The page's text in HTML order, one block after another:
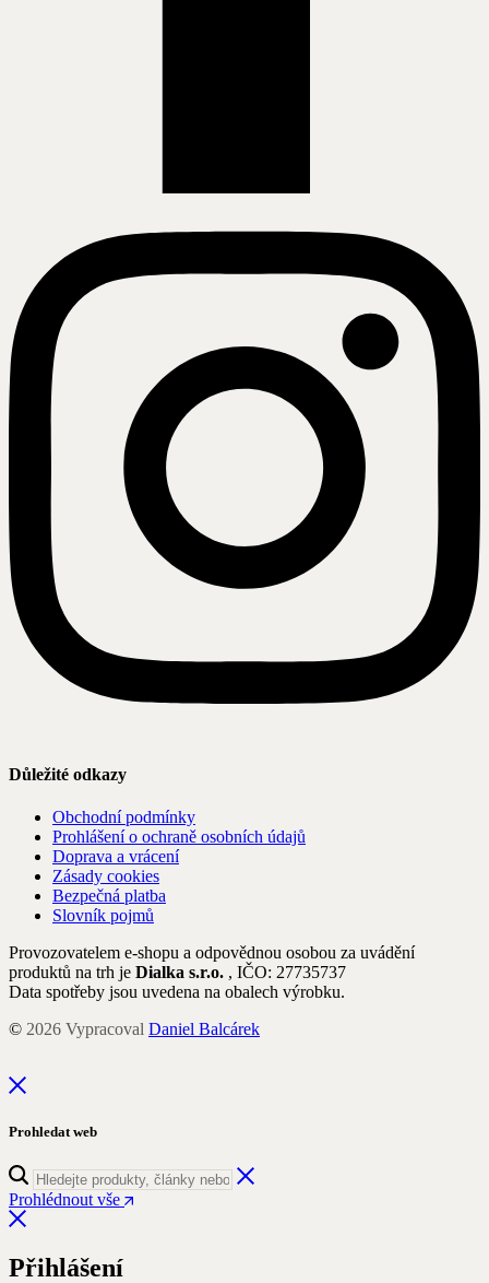
Důležité odkazy
Obchodní podmínky
Prohlášení o ochraně osobních údajů
Doprava a vrácení
Zásady cookies
Bezpečná platba
Slovník pojmů
Provozovatelem e-shopu a odpovědnou osobou za uvádění
produktů na trh je Dialka s.r.o. , IČO: 27735737
Data spotřeby jsou uvedena na obalech výrobku.
© 2026 Vypracoval Daniel Balcárek
Prohledat web
Prohlédnout vše
Přihlášení